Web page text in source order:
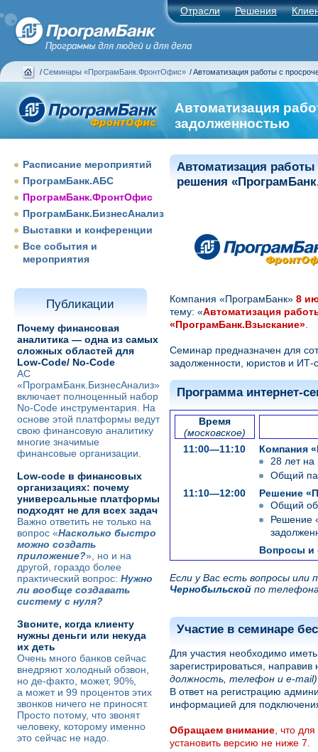
Отрасли Решения
/ Семинары «ПрограмБанк.ФронтОфис» / Автоматизация работы с
Автоматизация
задолженностью
Расписание мероприятий
ПрограмБанк.АБС
ПрограмБанк.ФронтОфис
ПрограмБанк.БизнесАнализ
Выставки и конференции
Все события и
мероприятия
Публикации
Почему финансовая
аналитика — одна из самых
сложных областей для
Low-Code/ No-Code
АС
«ПрограмБанк.БизнесАнализ»
включает полноценный набор
No-Code инструментария. На
основе этой платформы ведут
свою финансовую аналитику
многие значимые
финансовые организации.
Low-code в финансовых
организациях: почему
универсальные платформы
подходят не для всех задач
Важно ответить не только на
вопрос «Насколько быстро
можно создать
приложение?», но и на
другой, гораздо более
практический вопрос: Нужно
ли вообще создавать
систему с нуля?
Звоните, когда клиенту
нужны деньги или некуда
их деть
Очень много банков сейчас
внедряют холодный обзвон,
но де-факто, может, 90%,
а может и 99 процентов этих
звонков ничего не приносят.
Просто потому, что звонят
человеку, которому именно
это сейчас не надо.
Автоматизация
решения
Компания «ПрограмБанк» 8
тему: «Автоматизация
«ПрограмБанк.Взыскание».
Семинар предназначен для
задолженности, юристов и ИТ-
Программа интернет-
Время
(московское)
11:00—11:10
Компания
28 лет на
Общий
11:10—12:00
Решение
Общий
Решение
Вопросы и
Если у Вас есть вопросы
Чернобыльскойпо
Участие в семинаре
Для участия необходимо
зарегистрироваться,
должность, телефон и e-mail)
В ответ на регистрацию
информацией для
Обращаем внимание, что
установить версию не ниже 7.